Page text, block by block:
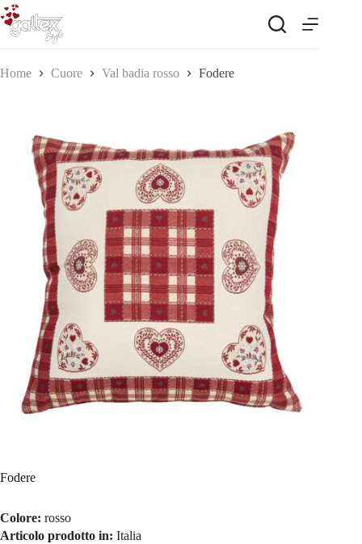
Salta
al
contenuto
Home Cuore Val badia rosso Fodere
Fodere
Colore: rosso
Articolo prodotto in: Italia